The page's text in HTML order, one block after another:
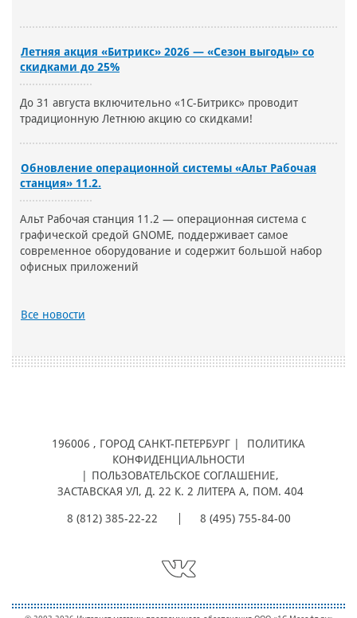
Летняя акция «Битрикс» 2026 — «Сезон выгоды» со
скидками до 25%
До 31 августа включительно «1С-Битрикс» проводит
традиционную Летнюю акцию со скидками!
Обновление операционной системы «Альт Рабочая
станция» 11.2.
Альт Рабочая станция 11.2 — операционная система с
графической средой GNOME, поддерживает самое
современное оборудование и содержит большой набор
офисных приложений
Все новости
196006 , ГОРОД САНКТ-ПЕТЕРБУРГ |
ПОЛИТИКА
КОНФИДЕНЦИАЛЬНОСТИ
ПОЛЬЗОВАТЕЛЬСКОЕ СОГЛАШЕНИЕ,
ЗАСТАВСКАЯ УЛ, Д. 22 К. 2 ЛИТЕРА А, ПОМ. 404
8 (812) 385-22-22 8 (495) 755-84-00